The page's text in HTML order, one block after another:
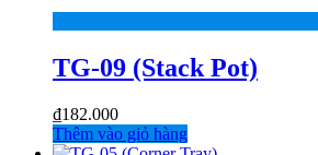
TG-09 (Stack Pot)
₫182.000
Thêm vào giỏ hàng